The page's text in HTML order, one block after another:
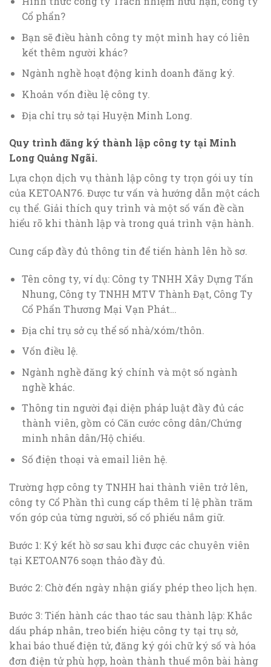
Cổ phẩn?
Bạn sẽ điều hành công ty một mình hay có liên
kết thêm người khác?
Ngành nghề hoạt động kinh doanh đăng ký.
Khoản vốn điều lệ công ty.
Địa chỉ trụ sở tại Huyện Minh Long.
Quy trình đăng ký thành lập công ty tại Minh
Long Quảng Ngãi.
Lựa chọn dịch vụ thành lập công ty trọn gói uy tín
của KETOAN76. Được tư vấn và hướng dẫn một cách
cụ thể. Giải thích quy trình và một số vấn đề cần
hiểu rõ khi thành lập và trong quá trình vận hành.
Cung cấp đầy đủ thông tin để tiến hành lên hồ sơ.
Tên công ty, ví dụ: Công ty TNHH Xây Dựng Tấn
Nhung, Công ty TNHH MTV Thành Đạt, Công Ty
Cổ Phẩn Thương Mại Vạn Phát…
Địa chỉ trụ sở cụ thể số nhà/xóm/thôn.
Vốn điều lệ.
Ngành nghề đăng ký chính và một số ngành
nghề khác.
Thông tin người đại diện pháp luật đầy đủ các
thành viên, gồm có Căn cước công dân/Chứng
minh nhân dân/Hộ chiếu.
Số điện thoại và email liên hệ.
Trường hợp công ty TNHH hai thành viên trở lên,
công ty Cổ Phần thì cung cấp thêm tỉ lệ phần trăm
vốn góp của từng người, số cố phiếu nắm giữ.
Bước 1: Ký kết hồ sơ sau khi được các chuyên viên
tại KETOAN76 soạn thảo đầy đủ.
Bước 2: Chờ đến ngày nhận giấy phép theo lịch hẹn.
Bước 3: Tiến hành các thao tác sau thành lập: Khắc
dấu pháp nhân, treo biển hiệu công ty tại trụ sở,
khai báo thuế điện tử, đăng ký gói chữ ký số và hóa
đơn điện tử phù hợp, hoàn thành thuế môn bài hàng